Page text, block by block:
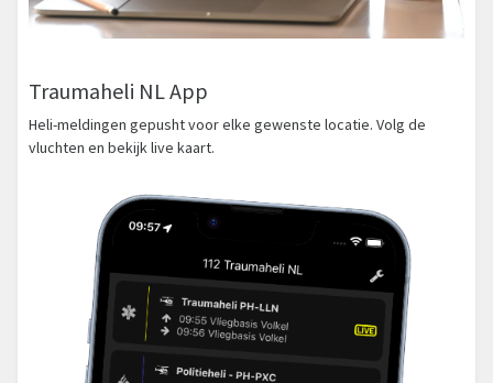
Traumaheli NL App
Heli-meldingen gepusht voor elke gewenste locatie. Volg de
vluchten en bekijk live kaart.